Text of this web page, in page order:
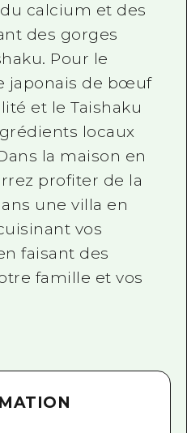
calcium et des
des gorges
Pour le
japonais de bœuf
et le Taishaku
locaux
la maison en
profiter de la
une villa en
vos
faisant des
famille et vos